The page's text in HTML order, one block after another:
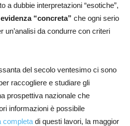
a dubbie interpretazioni “esotiche”,
evidenza “concreta” che ogni serio
un’analisi da condurre con criteri
del secolo ventesimo ci sono
raccogliere e studiare gli
prospettiva nazionale che
informazioni è possibile
completa di questi lavori, la maggior